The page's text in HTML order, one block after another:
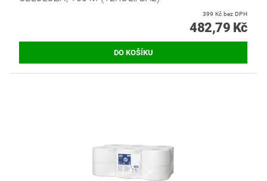
399 Kč bez DPH
482,79 Kč